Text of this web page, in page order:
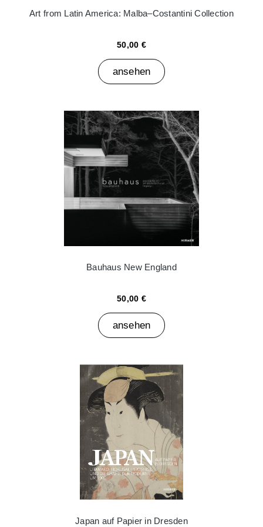
Art from Latin America: Malba–Costantini Collection
50,00 €
ansehen
Bauhaus New England
50,00 €
ansehen
Japan auf Papier in Dresden